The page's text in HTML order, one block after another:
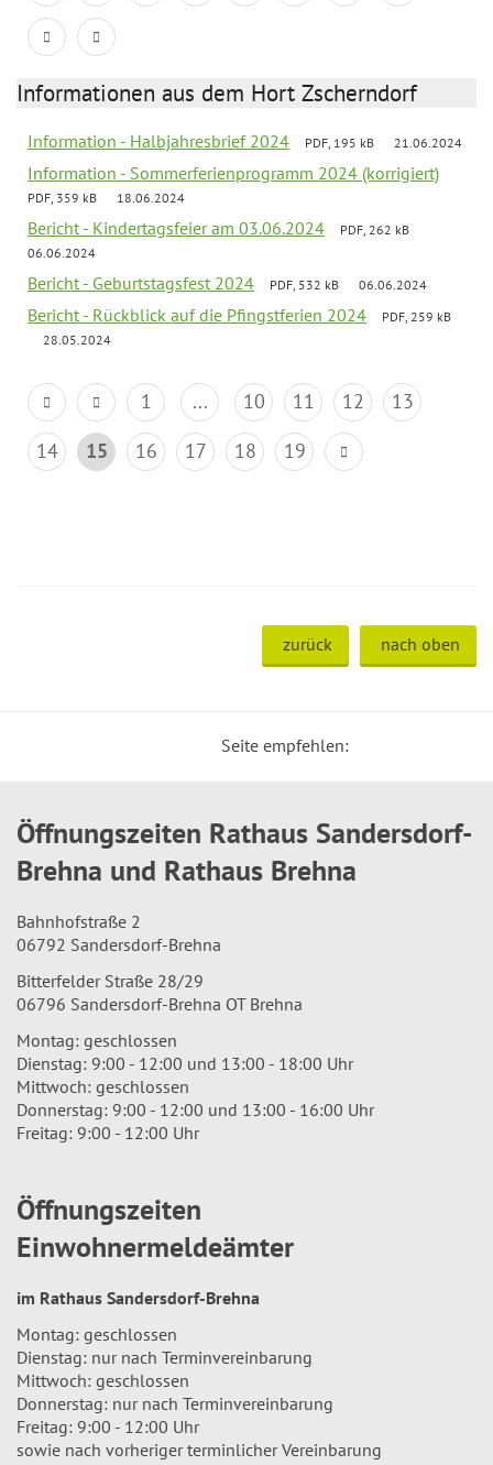
Informationen aus dem Hort Zscherndorf
Information - Halbjahresbrief 2024 PDF, 195 kB 21.06.2024
Information - Sommerferienprogramm 2024 (korrigiert)
PDF, 359 kB 18.06.2024
Bericht - Kindertagsfeier am 03.06.2024
PDF, 262 kB
06.06.2024
Bericht - Geburtstagsfest 2024 PDF, 532 kB 06.06.2024
Bericht - Rückblick auf die Pfingstferien 2024
PDF, 259 kB
28.05.2024
1 ... 10 11 12
13
14
15 16 17 18 19
zurück nach oben
Seite empfehlen:
Öffnungszeiten Rathaus Sandersdorf-
Brehna und Rathaus Brehna
Bahnhofstraße 2
06792 Sandersdorf-Brehna
Bitterfelder Straße 28/29
06796 Sandersdorf-Brehna OT Brehna
Montag: geschlossen
Dienstag: 9:00 - 12:00 und 13:00 - 18:00 Uhr
Mittwoch: geschlossen
Donnerstag: 9:00 - 12:00 und 13:00 - 16:00 Uhr
Freitag: 9:00 - 12:00 Uhr
Öffnungszeiten
Einwohnermeldeämter
im Rathaus Sandersdorf-Brehna
Montag: geschlossen
Dienstag: nur nach Terminvereinbarung
Mittwoch: geschlossen
Donnerstag: nur nach Terminvereinbarung
Freitag: 9:00 - 12:00 Uhr
sowie nach vorheriger terminlicher Vereinbarung